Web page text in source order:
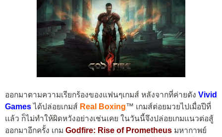
ออกมาตามความเรียกร้องของแฟนๆเกมส์ หลังจากที่ค่ายดัง Vivid
Gamesได้ปล่อยเกมส์ Real Boxing™ เกมส์ต่อยมวยไปเมื่อปีที่
เเล้ว ก็ไม่ทำให้ผิดหวังอย่างเช่นเคย ในวันนี้จึงปล่อยเกมเเนวต่อสู้
ออกมาอีกครั้ง เกม Godfire: Rise of Prometheus มหากาพย์